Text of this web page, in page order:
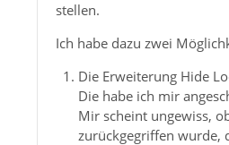
stellen.
Ich habe dazu zwei
Die Erweiterung Hide
Die habe ich mir
Mir scheint ungewiss,
zurückgegriffen wurde,